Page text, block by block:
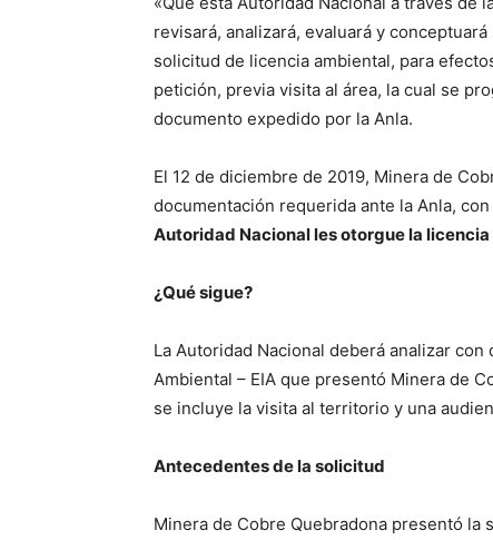
revisará, analizará, evaluará y
solicitud de licencia ambiental, para
petición, previa visita al área, la cual se
documento expedido por la Anla.
El 12 de diciembre de 2019, Minera de
documentación requerida ante la Anla,
Autoridad Nacional les otorgue la
¿Qué sigue?
La Autoridad Nacional deberá analizar
Ambiental – EIA que presentó Minera de
se incluye la visita al territorio y una
Antecedentes de la solicitud
Minera de Cobre Quebradona presentó la